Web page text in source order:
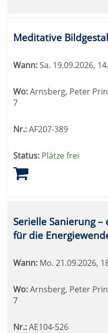
Meditative
Wann:Sa. 19.09.2026,
Wo:Arnsberg, Peter
7
Nr.:AF207-389
Status: Plätze frei
Serielle Sanierung
für die
Wann: Mo. 21.09.2026,
Wo:Arnsberg, Peter
7
Nr.:AE104-526